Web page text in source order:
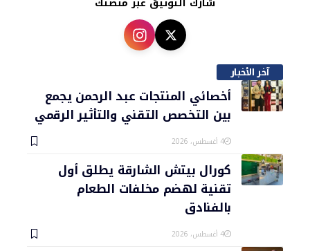
آخر الأخبار
أخصائي المنتجات عبد الرحمن يجمع
بين التخصص التقني والتأثير الرقمي
4 أغسطس، 2026
كورال بيتش الشارقة يطلق أول
تقنية لهضم مخلفات الطعام
بالفنادق
4 أغسطس، 2026